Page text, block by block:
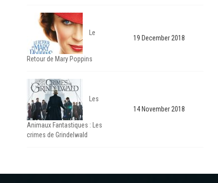
Le
Retour de Mary Poppins
19 December 2018
Les
Animaux Fantastiques : Les
crimes de Grindelwald
14 November 2018